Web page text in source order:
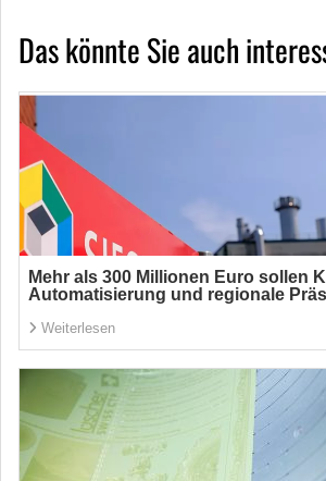
Das könnte Sie auch
Mehr als 300 Millionen Euro sollen
Automatisierung und regionale
Weiterlesen